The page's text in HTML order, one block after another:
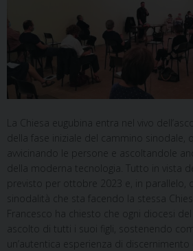
La Chiesa eugubina entra nel vivo
della fase iniziale del cammino sinodale,
avvicinando le persone e ascoltandole
della moderna tecnologia. Tutto in vista
previsto per ottobre 2023 e, in parallelo,
sinodalità che sta facendo la stessa
Francesco ha chiesto che ogni diocesi
ascolto di tutti i suoi figli, sostenendo
un’autentica esperienza di discernimento